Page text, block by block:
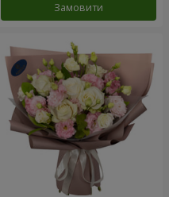
Замовити